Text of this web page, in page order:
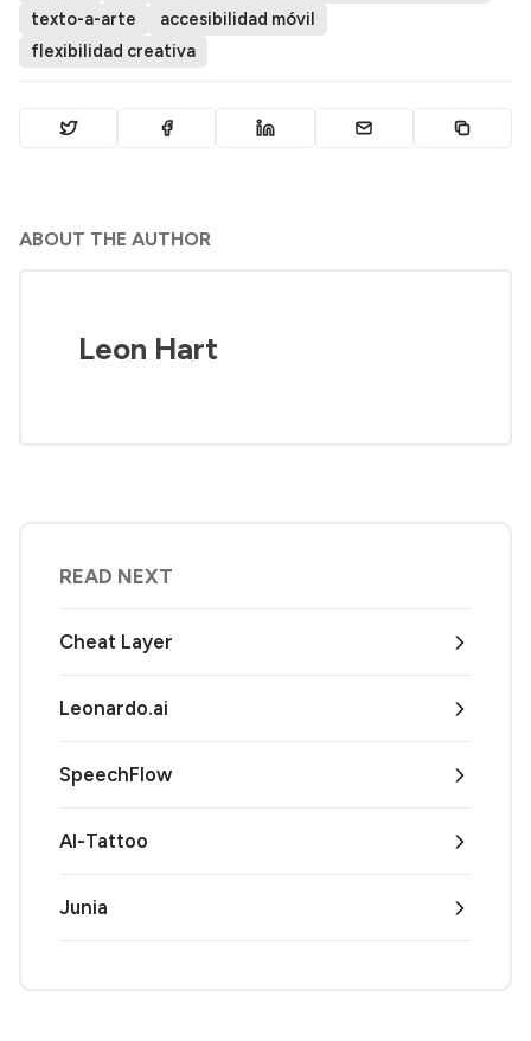
texto-a-arte
accesibilidad móvil
flexibilidad creativa
ABOUT THE AUTHOR
Leon Hart
READ NEXT
Cheat Layer
Leonardo.ai
SpeechFlow
AI-Tattoo
Junia